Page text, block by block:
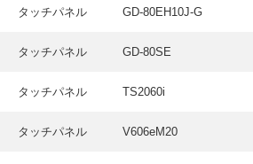
お客様インタビュー
RECRUIT
タッチパネル GD-80EH10J-G
タッチパネル GD-80SE
タッチパネル TS2060i
タッチパネル V606eM20